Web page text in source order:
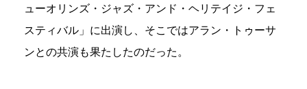
ューオリンズ・ジャズ・アンド・ヘリテイジ・フェ
スティバル」に出演し、そこではアラン・トゥーサ
ンとの共演も果たしたのだった。